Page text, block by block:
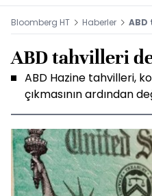
Bloomberg HT Haberler
ABD tahvilleri
ABD Hazine tahvilleri,
çıkmasının ardından